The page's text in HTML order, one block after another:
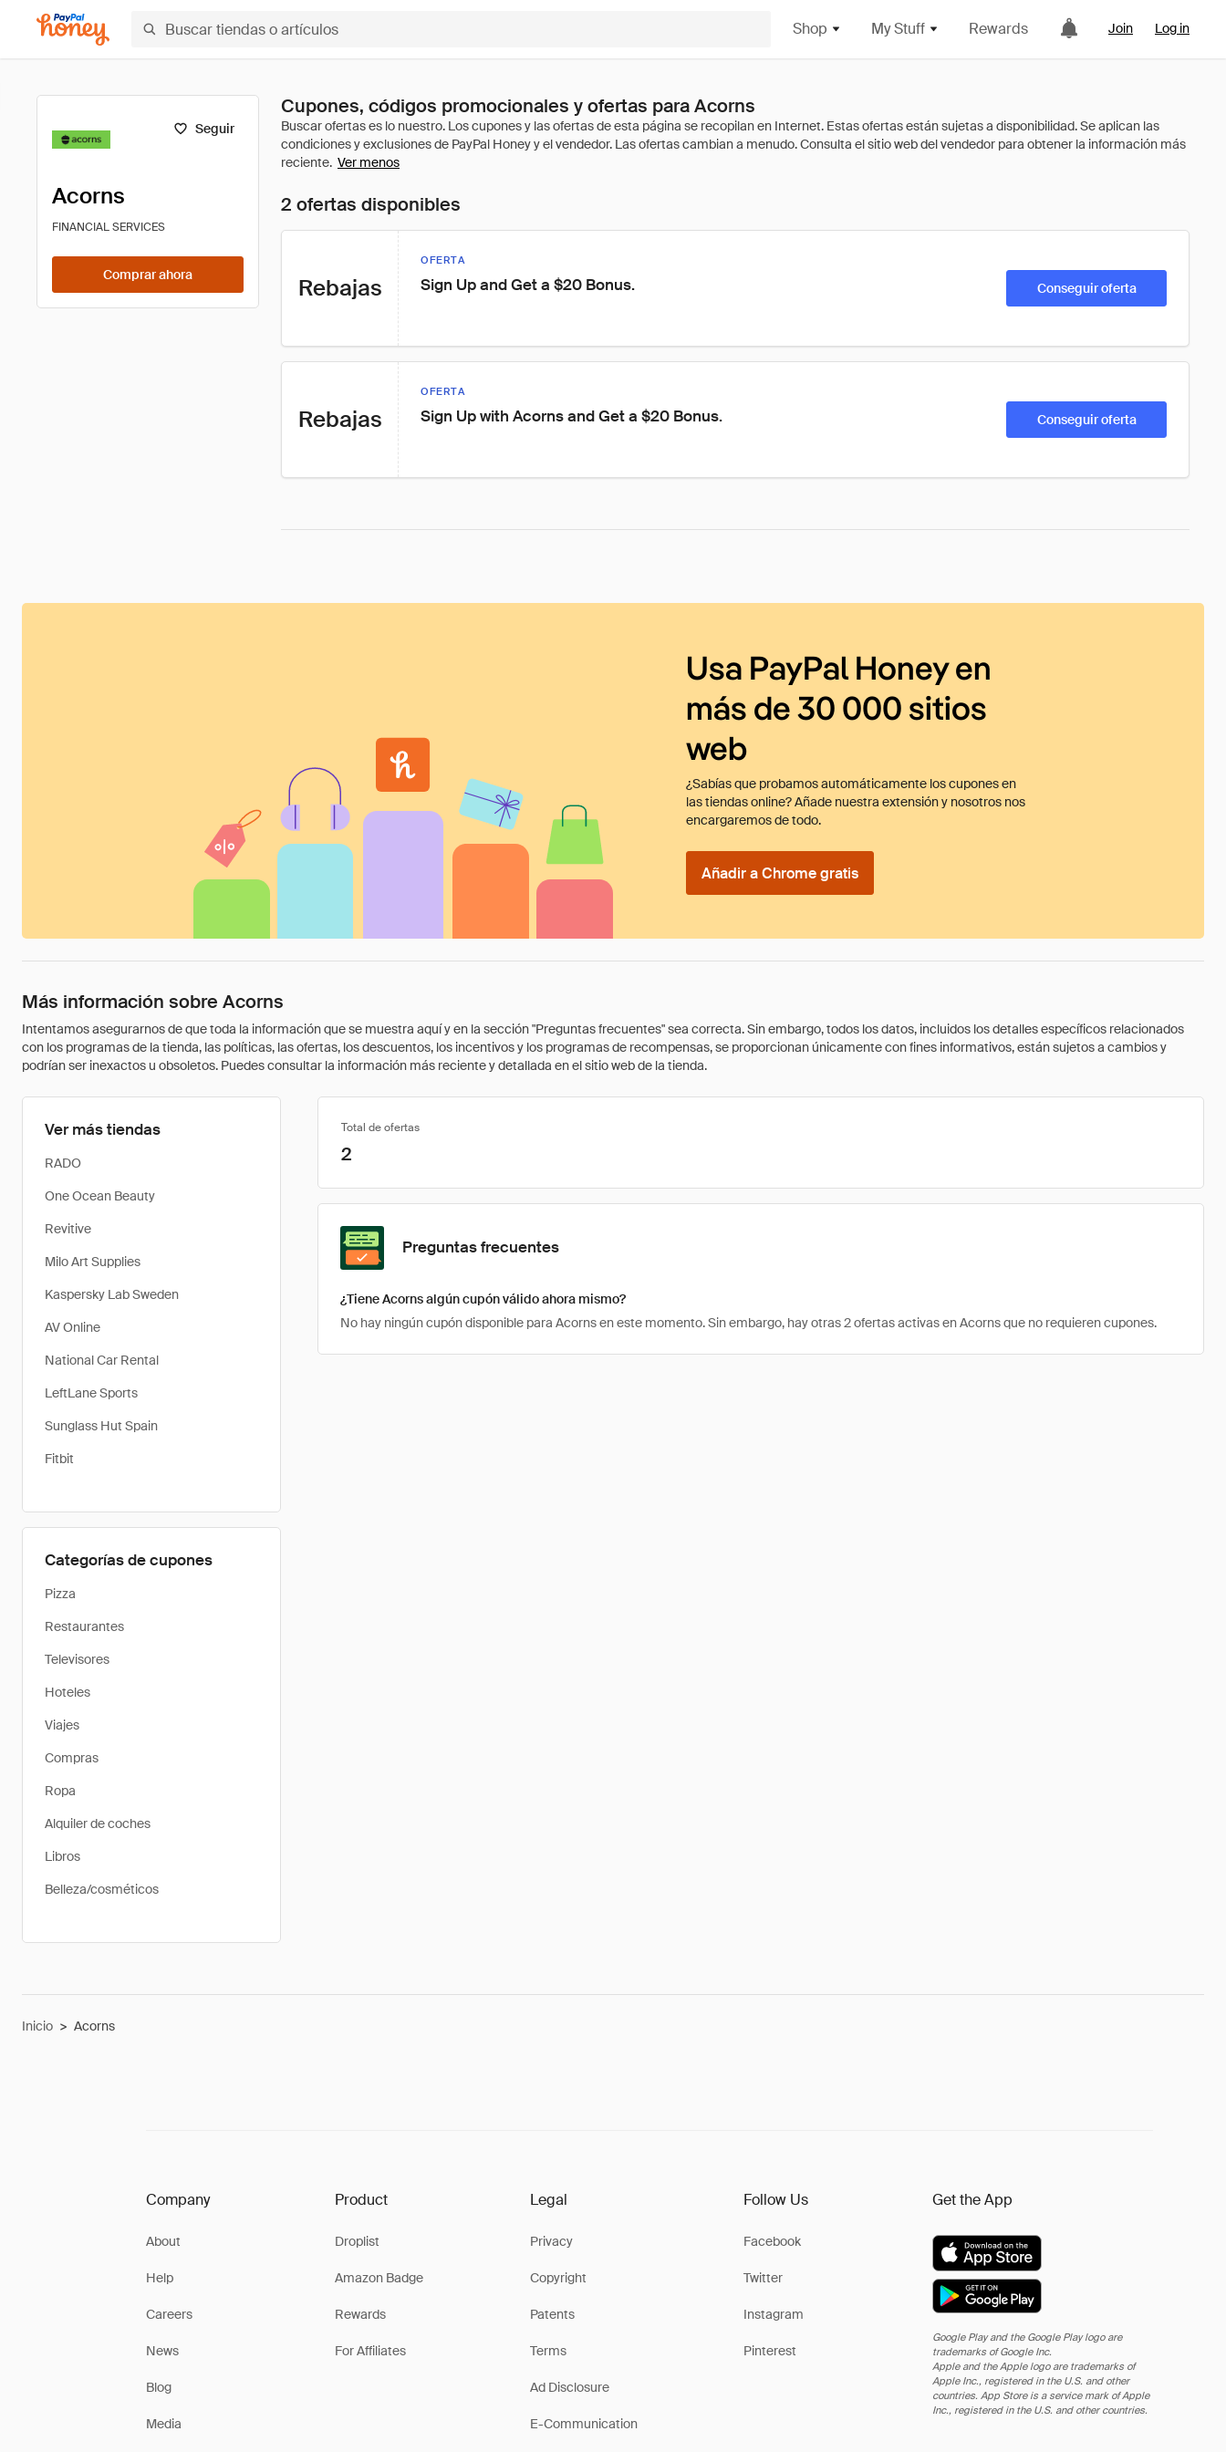
Shop My Stuff Rewards Join Log in
Seguir
Acorns
FINANCIAL SERVICES
Comprar ahora
Cupones, códigos promocionales y ofertas para Acorns
Ver menos
2 ofertas disponibles
Rebajas
OFERTA
Sign Up and Get a $20 Bonus. Conseguir oferta
Rebajas
OFERTA
Sign Up with Acorns and Get a $20 Bonus. Conseguir oferta
Usa PayPal Honey en
más de 30 000 sitios
web
¿Sabías que probamos automáticamente los cupones en
las tiendas online? Añade nuestra extensión y nosotros nos
encargaremos de todo.
Añadir a Chrome gratis
Más información sobre Acorns
Intentamos asegurarnos de que toda la información que se muestra aquí y en la sección "Preguntas frecuentes" sea correcta. Sin embargo, todos los datos, incluidos los detalles específicos relacionados
con los programas de la tienda, las políticas, las ofertas, los descuentos, los incentivos y los programas de recompensas, se proporcionan únicamente con fines informativos, están sujetos a cambios y
podrían ser inexactos u obsoletos. Puedes consultar la información más reciente y detallada en el sitio web de la tienda.
Ver más tiendas
RADO
One Ocean Beauty
Revitive
Milo Art Supplies
Kaspersky Lab Sweden
AV Online
National Car Rental
LeftLane Sports
Sunglass Hut Spain
Fitbit
Categorías de cupones
Pizza
Restaurantes
Televisores
Hoteles
Viajes
Compras
Ropa
Alquiler de coches
Libros
Belleza/cosméticos
Total de ofertas
2
Preguntas frecuentes
¿Tiene Acorns algún cupón válido ahora mismo?
No hay ningún cupón disponible para Acorns en este momento. Sin embargo, hay otras 2 ofertas activas en Acorns que no requieren cupones.
Inicio > Acorns
Company
About
Help
Careers
News
Blog
Media
Product
Droplist
Amazon Badge
Rewards
For Affiliates
Legal
Privacy
Copyright
Patents
Terms
Ad Disclosure
E-Communication
Follow Us
Facebook
Twitter
Instagram
Pinterest
Get the App
Google Play and the Google Play logo are
trademarks of Google Inc.
Apple and the Apple logo are trademarks of
Apple Inc., registered in the U.S. and other
countries. App Store is a service mark of Apple
Inc., registered in the U.S. and other countries.